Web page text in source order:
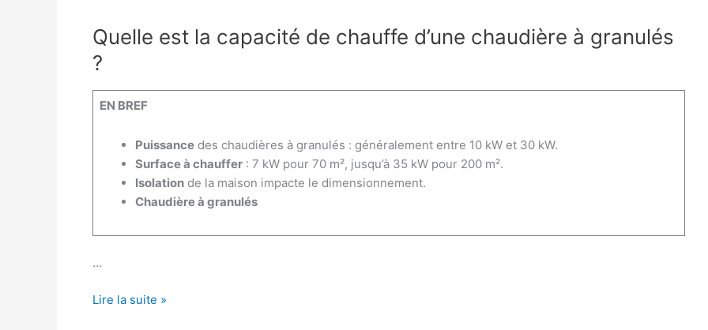
Quelle est la capacité de chauffe d’une chaudière à granulés
?
EN BREF
Puissancedes chaudières à granulés : généralement entre 10 kW et 30 kW.
Surface à chauffer: 7 kW pour 70 m², jusqu’à 35 kW pour 200 m².
Isolationde la maison impacte le dimensionnement.
Chaudière à granulés
…
Quelle
Lire la suite »